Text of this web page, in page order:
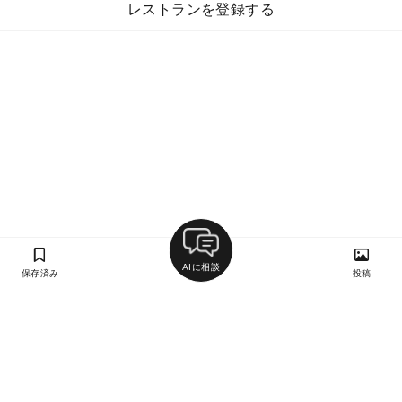
レストランを登録する
保存済み
AIに相談
投稿